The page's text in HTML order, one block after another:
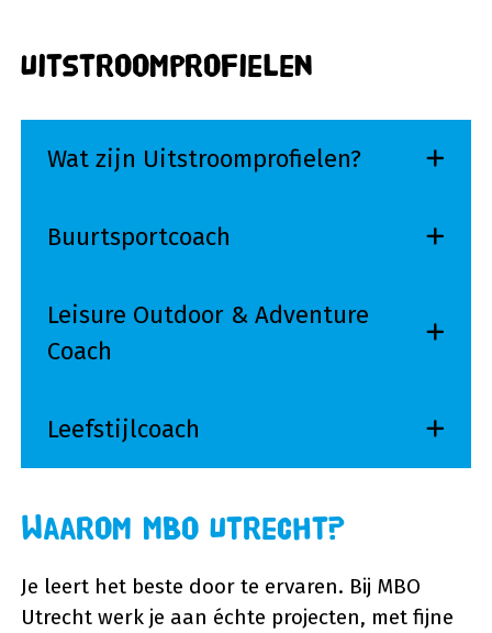
Uitstroomprofielen
Wat zijn Uitstroomprofielen?
Buurtsportcoach
Leisure Outdoor & Adventure
Coach
Leefstijlcoach
Waarom MBO Utrecht?
Je leert het beste door te ervaren. Bij MBO
Utrecht werk je aan échte projecten, met fijne